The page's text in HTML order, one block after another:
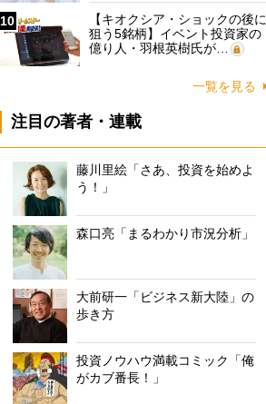
10
【キオクシア・ショックの後に
狙う5銘柄】イベント投資家の
億り人・羽根英樹氏が…
一覧を見る
注目の著者・連載
藤川里絵「さあ、投資を始めよ
う！」
森口亮「まるわかり市況分析」
大前研一「ビジネス新大陸」の
歩き方
投資ノウハウ満載コミック「俺
がカブ番長！」